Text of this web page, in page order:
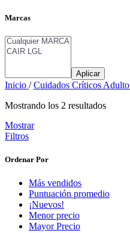
Marcas
Aplicar
Inicio / Cuidados Críticos Adulto
Mostrando los 2 resultados
Mostrar
Filtros
Ordenar Por
Más vendidos
Puntuación promedio
¡Nuevos!
Menor precio
Mayor Precio